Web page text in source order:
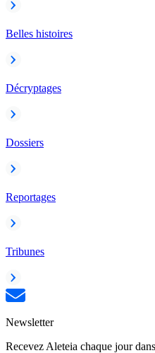
Belles histoires
Décryptages
Dossiers
Reportages
Tribunes
Newsletter
Recevez Aleteia chaque jour